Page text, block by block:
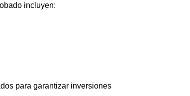
incluyen:
para garantizar inversiones